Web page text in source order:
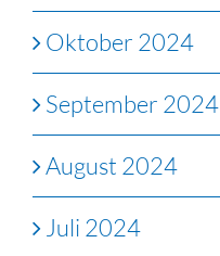
Oktober 2024
September 2024
August 2024
Juli 2024